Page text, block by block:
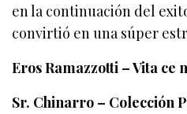
en la continuación del
convirtió en una súper
Eros Ramazzotti – Vita ce
Sr. Chinarro – Colección